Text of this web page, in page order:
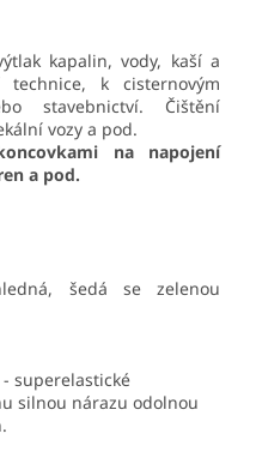
kapalin, vody, kaší a
k cisternovým
stavebnictví. Čištění
vozy a pod.
na napojení
a pod.
šedá se zelenou
- superelastické
silnou nárazu odolnou